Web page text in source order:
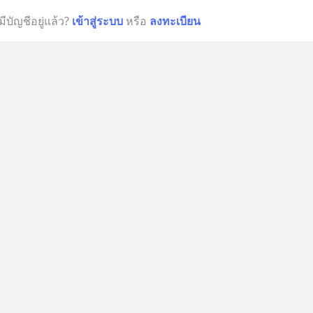
บัญชีอยู่แล้ว? เข้าสู่ระบบ หรือ ลงทะเบียน